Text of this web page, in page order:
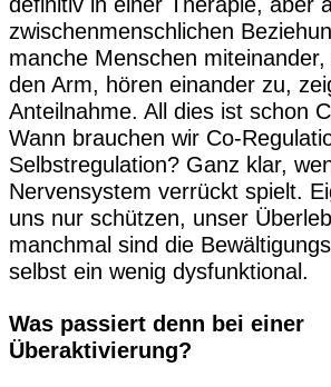
zwischenmenschlichen
manche Menschen
den Arm, hören einander zu,
Anteilnahme. All dies ist schon
Wann brauchen wir Co-
Selbstregulation? Ganz klar,
Nervensystem verrückt spielt.
uns nur schützen, unser
manchmal sind die
selbst ein wenig dysfunktional.
Was passiert denn bei einer
Überaktivierung?